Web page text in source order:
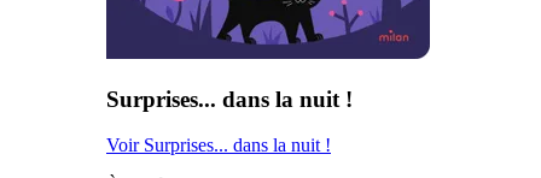
Surprises... dans la nuit !
Voir Surprises... dans la nuit !